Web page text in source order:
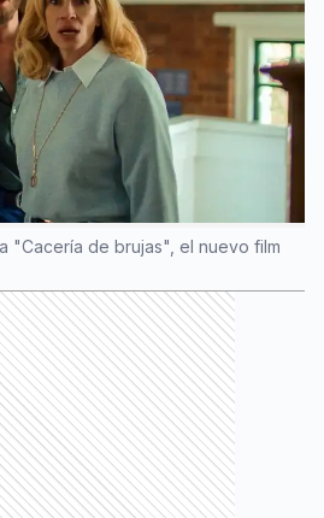
"Cacería de brujas", el nuevo film